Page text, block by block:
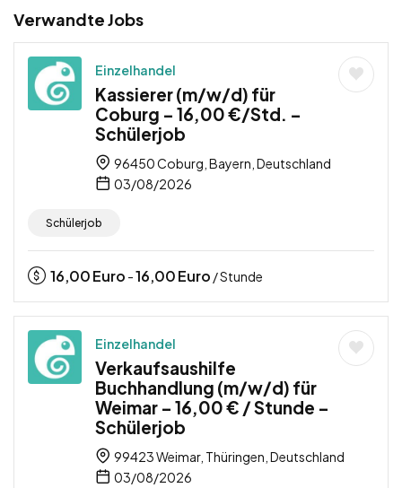
Verwandte Jobs
Einzelhandel
Kassierer (m/w/d) für
Coburg – 16,00 €/Std. –
Schülerjob
96450 Coburg, Bayern, Deutschland
03/08/2026
Schülerjob
16,00Euro -16,00Euro / Stunde
Einzelhandel
Verkaufsaushilfe
Buchhandlung (m/w/d) für
Weimar – 16,00 € / Stunde –
Schülerjob
99423 Weimar, Thüringen, Deutschland
03/08/2026